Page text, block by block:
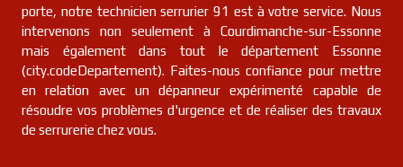
porte, notre technicien serrurier 91 est à votre service. Nous
intervenons non seulement à Courdimanche-sur-Essonne
mais également dans tout le département Essonne
(city.codeDepartement). Faites-nous confiance pour mettre
en relation avec un dépanneur expérimenté capable de
résoudre vos problèmes d'urgence et de réaliser des travaux
de serrurerie chez vous.